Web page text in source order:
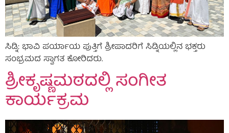
ಸಿಡ್ನಿ: ಭಾವಿ ಪರ್ಯಾಯ ಪುತ್ತಿಗೆ ಶ್ರೀಪಾದರಿಗೆ ಸಿಡ್ನಿಯಲ್ಲಿನ ಭಕ್ತರು
ಸಂಭ್ರಮದ ಸ್ವಾಗತ ಕೋರಿದರು.
ಶ್ರೀಕೃಷ್ಣಮಠದಲ್ಲಿ ಸಂಗೀತ
ಕಾರ್ಯಕ್ರಮ